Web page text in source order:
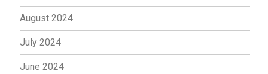
August 2024
July 2024
June 2024